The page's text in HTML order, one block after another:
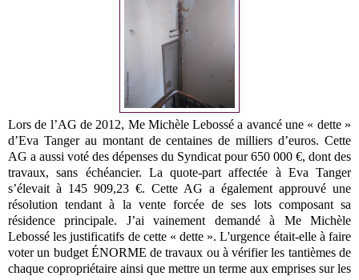
Lors de l’AG de 2012, Me Michèle Lebossé a avancé une « dette »
d’Eva Tanger au montant de centaines de milliers d’euros. Cette
AG a aussi voté des dépenses du Syndicat pour 650 000 €, dont des
travaux, sans échéancier. La quote-part affectée à Eva Tanger
s’élevait à 145 909,23 €. Cette AG a également approuvé une
résolution tendant à la vente forcée de ses lots composant sa
résidence principale. J’ai vainement demandé à Me Michèle
Lebossé les justificatifs de cette « dette ». L'urgence était-elle à faire
voter un budget ÉNORME de travaux ou à vérifier les tantièmes de
chaque copropriétaire ainsi que mettre un terme aux emprises sur les